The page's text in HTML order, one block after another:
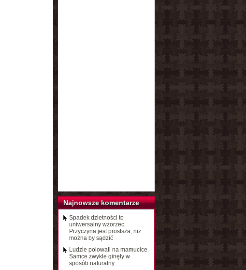
Najnowsze komentarze
Spadek dzietności to
uniwersalny wzorzec.
Przyczyna jest prostsza, niż
można by sądzić
Ludzie polowali na mamucice.
Samce zwykle ginęły w
sposób naturalny